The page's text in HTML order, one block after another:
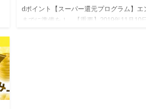
dポイント【スーパー還元プログラム】エ
までに準備を！ 【重要】2019年11月10